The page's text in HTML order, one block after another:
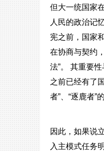
但大一统国家
人民的政治记
宪之前，国家
在协商与契约
法”。 其重要
之前已经有了
者”、“逐鹿者”
因此，如果说
入主模式任务